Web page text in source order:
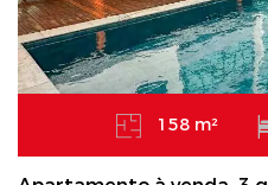
158 m²